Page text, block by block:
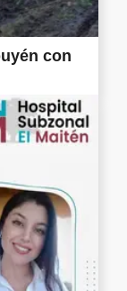
con